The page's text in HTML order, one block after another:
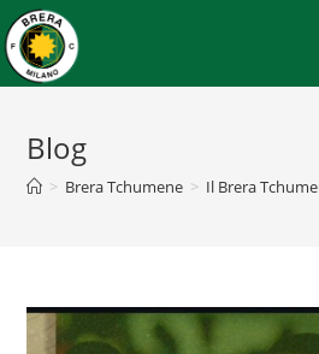
Blog
> Brera Tchumene > Il Brera